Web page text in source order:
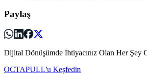
Paylaş
Dijital Dönüşümde İhtiyacınız Olan Her
OCTAPULL'u Keşfedin